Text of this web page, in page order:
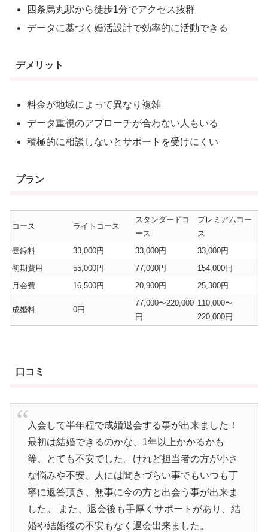
四条烏丸駅から徒歩1分でアクセス抜群
データに基づく婚活設計で効率的に活動できる
デメリット
料金が地域によって異なり複雑
データ重視のアプローチが合わない人もいる
積極的に相談しないとサポートを受けにくい
プラン
コース ライトコース
スタンダードコ
ース
プレミアムコー
ス
登録料
33,000円 33,000円
33,000円
初期費用
55,000円 77,000円
154,000円
月会費
16,500円 20,900円 25,300円
成婚料 0円
77,000〜220,000
円
110,000〜
220,000円
口コミ
入会して半年程で成婚退会する事が出来ました！
最初は結婚できるのかな、1年以上かかるかも
等、とても不安でした。けれど担当者の方が小さ
な悩みや不安、人には聞きづらい事でもいつも丁
寧に返答頂き、無事に今の方と出会う事が出来ま
した。 また、退会後も手厚くサポートがあり、結
婚や結婚後の不安もなく退会出来ました。